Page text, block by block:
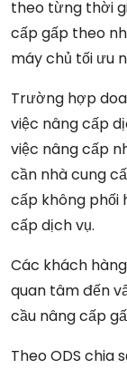
theo từng thời
cấp gấp theo
máy chủ tối ưu
Trường hợp
việc nâng cấp
việc nâng cấp
cần nhà cung
cấp không phối
cấp dịch vụ.
Các khách
quan tâm đến
cầu nâng cấp
Theo ODS chia